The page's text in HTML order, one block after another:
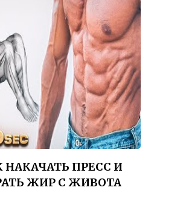
НАКАЧАТЬ ПРЕСС И
ЖИР С ЖИВОТА